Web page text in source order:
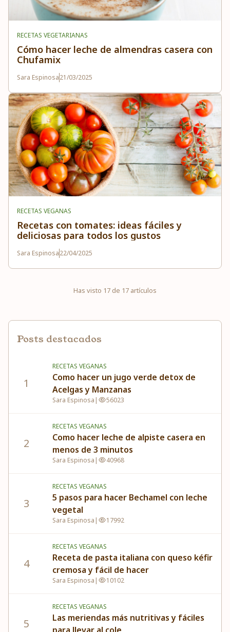
RECETAS VEGETARIANAS
Cómo hacer leche de almendras casera con
Chufamix
Sara Espinosa21/03/2025
RECETAS VEGANAS
Recetas con tomates: ideas fáciles y
deliciosas para todos los gustos
Sara Espinosa22/04/2025
Has visto 17 de 17 artículos
Posts destacados
1
RECETAS VEGANAS
Como hacer un jugo verde detox de
Acelgas y Manzanas
Sara Espinosa | 56023
2
RECETAS VEGANAS
Como hacer leche de alpiste casera en
menos de 3 minutos
Sara Espinosa | 40968
3
RECETAS VEGANAS
5 pasos para hacer Bechamel con leche
vegetal
Sara Espinosa | 17992
4
RECETAS VEGANAS
Receta de pasta italiana con queso kéfir
cremosa y fácil de hacer
Sara Espinosa | 10102
5
RECETAS VEGANAS
Las meriendas más nutritivas y fáciles